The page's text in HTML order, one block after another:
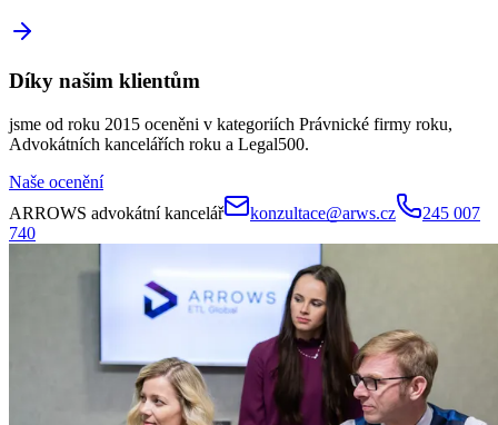
Díky našim klientům
jsme od roku 2015 oceněni v kategoriích Právnické firmy roku,
Advokátních kancelářích roku a Legal500.
Naše ocenění
ARROWS advokátní kancelář
konzultace@arws.cz
245 007
740